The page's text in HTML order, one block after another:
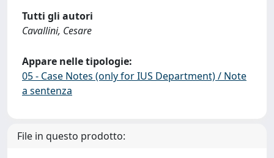
Tutti gli autori
Cavallini, Cesare
Appare nelle tipologie:
05 - Case Notes (only for IUS Department) / Note
a sentenza
File in questo prodotto: